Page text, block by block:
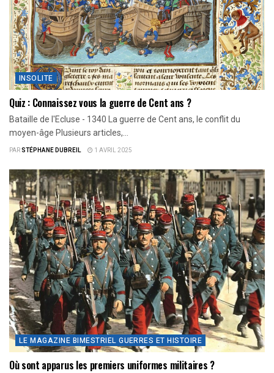
INSOLITE
Quiz : Connaissez vous la guerre de Cent ans ?
Bataille de l'Ecluse - 1340 La guerre de Cent ans, le conflit du
moyen-âge Plusieurs articles,...
PARSTÉPHANE DUBREIL 1 AVRIL 2025
LE MAGAZINE BIMESTRIEL GUERRES ET HISTOIRE
Où sont apparus les premiers uniformes militaires ?